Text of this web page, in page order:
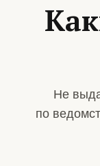
Не
по